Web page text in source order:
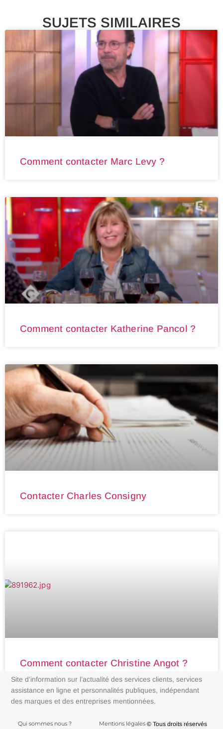
SUJETS SIMILAIRES
Comment contacter Marc Levy ?
Comment contacter Katherine Pancol ?
Contacter Charles Consigny
Comment contacter Christine Angot ?
Site d’information sur l’actualité des services clients, services
assistance en ligne et personnalités publiques, indépendant
des marques et des entreprises mentionnées.
Qui sommes nous ? Mentions légales © Tous droits réservés